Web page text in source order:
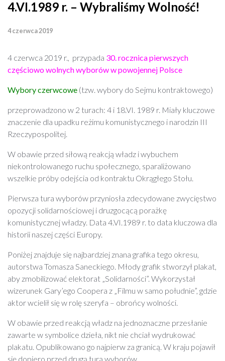
4.VI.1989 r. – Wybraliśmy Wolność!
4 czerwca 2019
4 czerwca 2019 r., przypada 30. rocznica pierwszych
częściowo wolnych wyborów w powojennej Polsce
Wybory czerwcowe (tzw. wybory do Sejmu kontraktowego)
przeprowadzono w 2 turach: 4 i 18.VI. 1989 r. Miały kluczowe
znaczenie dla upadku reżimu komunistycznego i narodzin III
Rzeczypospolitej.
W obawie przed siłową reakcją władz i wybuchem
niekontrolowanego ruchu społecznego, sparaliżowano
wszelkie próby odejścia od kontraktu Okrągłego Stołu.
Pierwsza tura wyborów przyniosła zdecydowane zwycięstwo
opozycji solidarnościowej i druzgocącą porażkę
komunistycznej władzy. Data 4.VI.1989 r. to data kluczowa dla
historii naszej części Europy.
Poniżej znajduje się najbardziej znana grafika tego okresu,
autorstwa Tomasza Saneckiego. Młody grafik stworzył plakat,
aby zmobilizować elektorat „Solidarności”. Wykorzystał
wizerunek Gary’ego Coopera z „Filmu w samo południe”, gdzie
aktor wcielił się w rolę szeryfa – obrońcy wolności.
W obawie przed reakcją władz na jednoznaczne przesłanie
zawarte w symbolice dzieła, nikt nie chciał wydrukować
plakatu. Opublikowano go najpierw za granicą. W kraju pojawił
się dopiero przed drugą turą wyborów.